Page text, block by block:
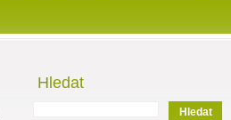
Hledat